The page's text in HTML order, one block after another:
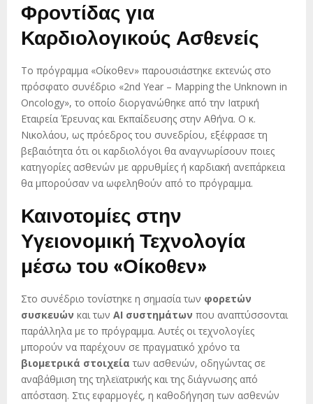
Φροντίδας για
Καρδιολογικούς Ασθενείς
Το πρόγραμμα «Οίκοθεν» παρουσιάστηκε εκτενώς στο
πρόσφατο συνέδριο «2nd Year – Mapping the Unknown in
Oncology», το οποίο διοργανώθηκε από την Ιατρική
Εταιρεία Έρευνας και Εκπαίδευσης στην Αθήνα. Ο κ.
Νικολάου, ως πρόεδρος του συνεδρίου, εξέφρασε τη
βεβαιότητα ότι οι καρδιολόγοι θα αναγνωρίσουν ποιες
κατηγορίες ασθενών με αρρυθμίες ή καρδιακή ανεπάρκεια
θα μπορούσαν να ωφεληθούν από το πρόγραμμα.
Καινοτομίες στην
Υγειονομική Τεχνολογία
μέσω του «Οίκοθεν»
Στο συνέδριο τονίστηκε η σημασία των φορετών
συσκευών και των AI συστημάτων που αναπτύσσονται
παράλληλα με το πρόγραμμα. Αυτές οι τεχνολογίες
μπορούν να παρέχουν σε πραγματικό χρόνο τα
βιομετρικά στοιχεία των ασθενών, οδηγώντας σε
αναβάθμιση της τηλεϊατρικής και της διάγνωσης από
απόσταση. Στις εφαρμογές, η καθοδήγηση των ασθενών